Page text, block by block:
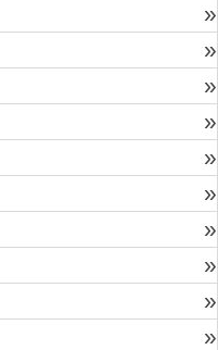
»
»
»
»
»
»
»
»
»
»